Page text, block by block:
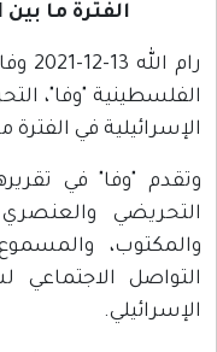
الفترة ما بين 5/12/2021 وحتى 11/12/2021
رام
الفلسطينية "وفا"،
الإسرائيلية في الفترة ما بين 5/12/2021 وحتى
التحريضي والعنصري
والمكتوب،
التواصل
الإسرائيلي.